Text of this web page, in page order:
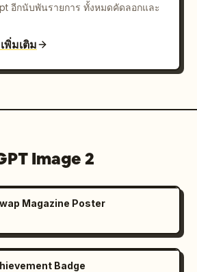
อีกนับพันรายการ ทั้งหมดคัดลอกและ
พิ่มเติม
Image 2
Magazine Poster
Badge